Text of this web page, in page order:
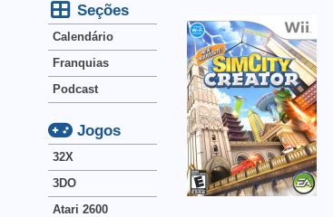
Seções
Calendário
Franquias
Podcast
Jogos
32X
3DO
Atari 2600